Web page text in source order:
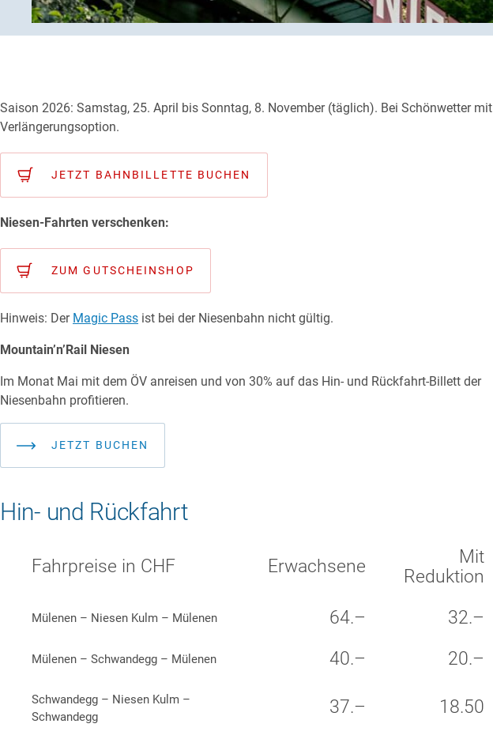
Saison 2026: Samstag, 25. April bis Sonntag, 8. November (täglich). Bei Schönwetter mit
Verlängerungsoption.
JETZT BAHNBILLETTE BUCHEN
Niesen-Fahrten verschenken:
ZUM GUTSCHEINSHOP
Hinweis: Der Magic Pass ist bei der Niesenbahn nicht gültig.
Mountain’n’Rail Niesen
Im Monat Mai mit dem ÖV anreisen und von 30% auf das Hin- und Rückfahrt-Billett der
Niesenbahn profitieren.
JETZT BUCHEN
Hin- und Rückfahrt
Fahrpreise in CHF Erwachsene
Mit
Reduktion
Mülenen – Niesen Kulm – Mülenen 64.– 32.–
Mülenen – Schwandegg – Mülenen 40.– 20.–
Schwandegg – Niesen Kulm –
Schwandegg
37.– 18.50